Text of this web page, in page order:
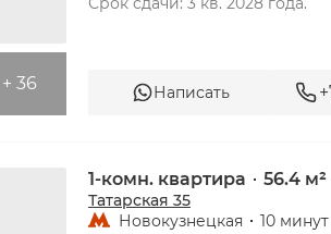
+ 36
ТАТАРСКАЯ 35 - элитная
Написать
1-комн. квартира 56.4 м²
Татарская 35
Новокузнецкая
10